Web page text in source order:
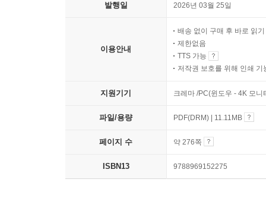
발행일 2026년 03월 25일
이용안내
배송 없이 구매 후 바로 읽기
제한없음
TTS 가능
저작권 보호를 위해 인쇄 기
지원기기 크레마 /PC(윈도우 - 4K 모
파일/용량 PDF(DRM) | 11.11MB
페이지 수 약 276쪽
ISBN13 9788969152275